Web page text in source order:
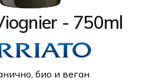
- 750ml
био и веган